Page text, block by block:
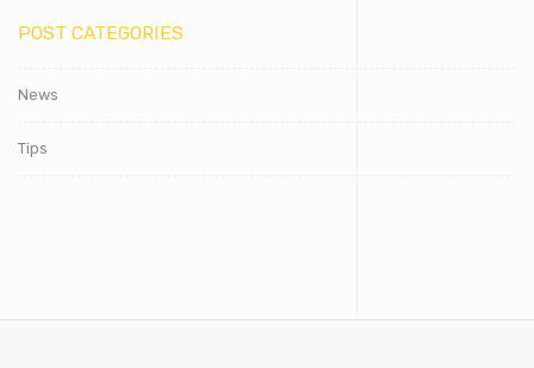
POST CATEGORIES
News
Tips